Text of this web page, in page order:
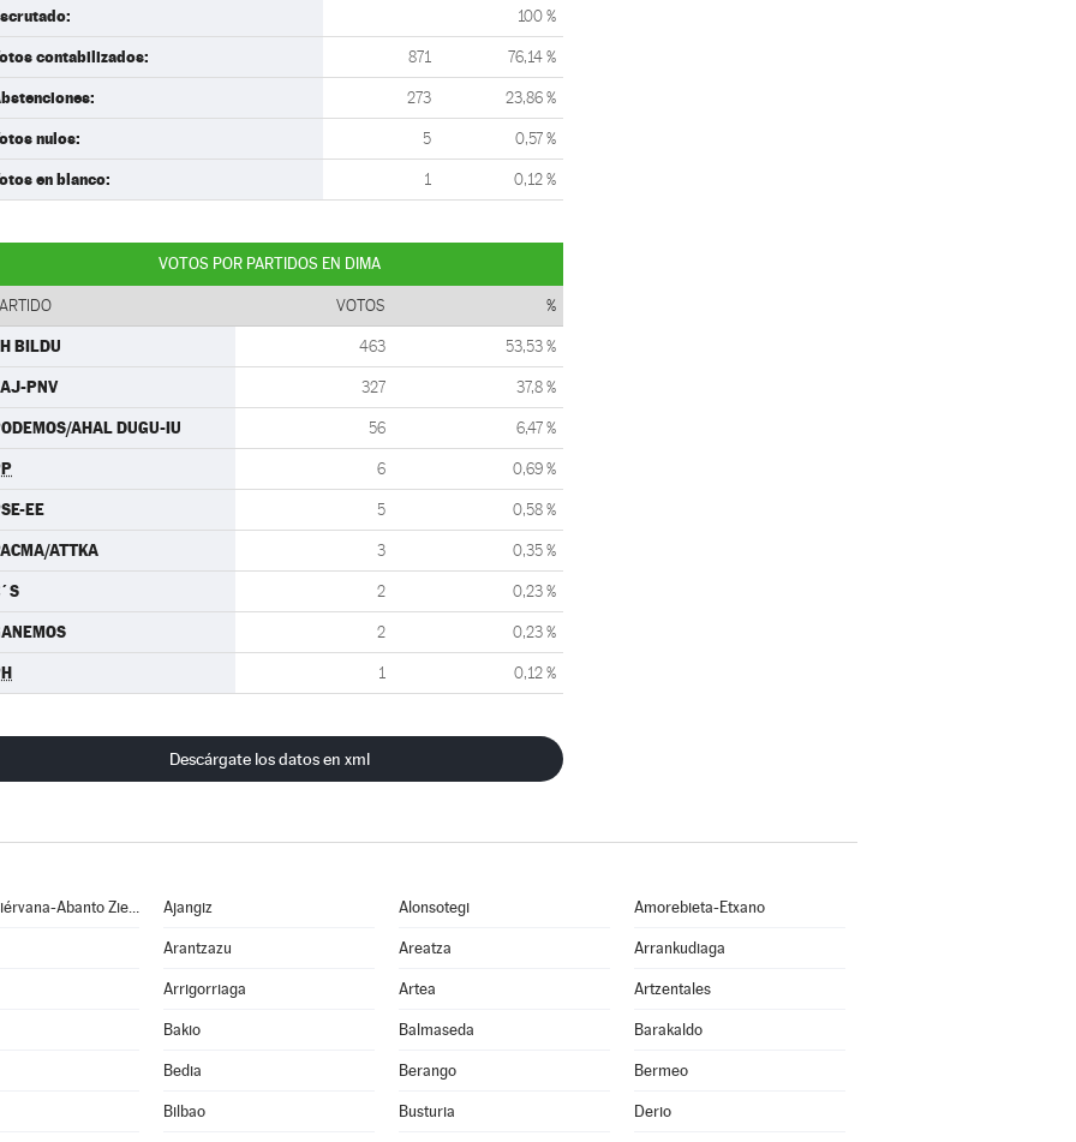
100 %
contabilizados: 871 76,14 %
273 23,86 %
nulos: 5 0,57 %
en blanco: 1 0,12 %
VOTOS POR PARTIDOS EN DIMA
VOTOS %
BILDU 463 53,53 %
PNV 327 37,8 %
AHAL DUGU-IU 56 6,47 %
6 0,69 %
EE 5 0,58 %
ATTKA 3 0,35 %
2 0,23 %
2 0,23 %
1 0,12 %
Descárgate los datos en xml
Abanto y Ciérvana-Abanto Zierbena Ajangiz Alonsotegi Amorebieta-Etxano
Arantzazu Areatza Arrankudiaga
Arrigorriaga Artea Artzentales
Bakio Balmaseda Barakaldo
Bedia Berango Bermeo
Bilbao Busturia Derio